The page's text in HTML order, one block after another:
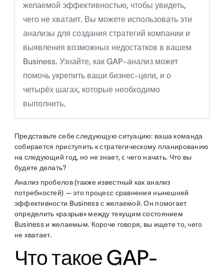
желаемой эффективностью, чтобы увидеть,
чего не хватает. Вы можете использовать эти
анализы для создания стратегий компании и
выявления возможных недостатков в вашем
Business. Узнайте, как GAP-анализ может
помочь укрепить ваши бизнес-цели, и о
четырёх шагах, которые необходимо
выполнить.
Представьте себе следующую ситуацию: ваша команда
собирается приступить к стратегическому планированию
на следующий год, но не знает, с чего начать. Что вы
будете делать?
Анализ пробелов (также известный как анализ
потребностей) — это процесс сравнения нынешней
эффективности Business с желаемой. Он помогает
определить «разрыв» между текущим состоянием
Business и желаемым. Короче говоря, вы ищете то, чего
не хватает.
Что такое GAP-